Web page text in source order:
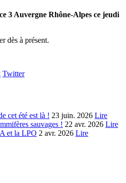
3 Auvergne Rhône-Alpes ce jeudi
dès à présent.
Twitter
cet été est là ! 23 juin. 2026 Lire
sauvages ! 22 avr. 2026 Lire
et la LPO 2 avr. 2026 Lire